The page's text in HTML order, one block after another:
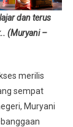
Baru,
Nama
Musisi
Ilir
Meroket
dan terus
(Muryani –
merilis
sempat
Muryani